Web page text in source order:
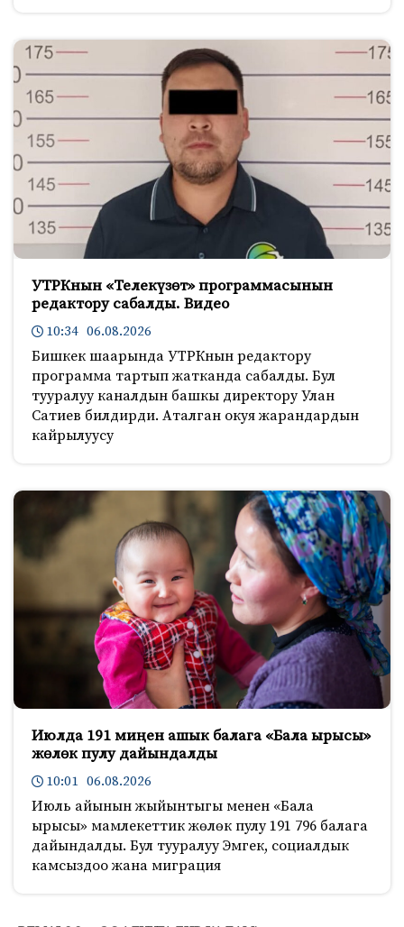
УТРКнын «Телекүзөт» программасынын
редактору сабалды. Видео
10:34 06.08.2026
Бишкек шаарында УТРКнын редактору
программа тартып жатканда сабалды. Бул
тууралуу каналдын башкы директору Улан
Сатиев билдирди. Аталган окуя жарандардын
кайрылуусу
Июлда 191 миңен ашык балага «Бала ырысы»
жөлөк пулу дайындалды
10:01 06.08.2026
Июль айынын жыйынтыгы менен «Бала
ырысы» мамлекеттик жөлөк пулу 191 796 балага
дайындалды. Бул тууралуу Эмгек, социалдык
камсыздоо жана миграция